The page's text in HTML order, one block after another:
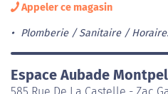
Appeler ce magasin
Plomberie / Sanitaire
Espace Aubade